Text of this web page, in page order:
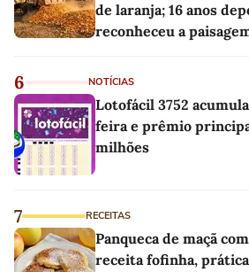
de laranja; 16 anos
reconheceu a
6 NOTÍCIAS
Lotofácil 3752
feira e prêmio
milhões
7 RECEITAS
Panqueca de maçã
receita fofinha,